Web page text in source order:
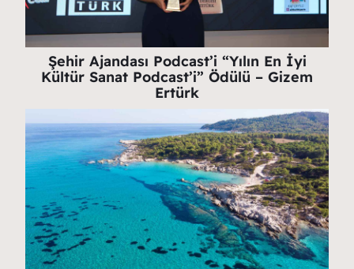
Şehir Ajandası Podcast’i “Yılın En İyi
Kültür Sanat Podcast’i” Ödülü – Gizem
Ertürk